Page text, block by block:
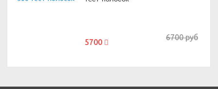
6700 руб
5700